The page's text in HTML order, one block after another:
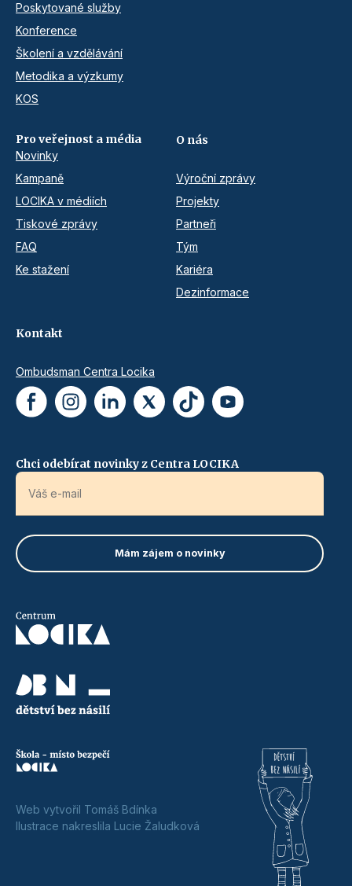
Poskytované služby
Konference
Školení a vzdělávání
Metodika a výzkumy
KOS
Pro veřejnost a média
Novinky
Kampaně
LOCIKA v médiích
Tiskové zprávy
FAQ
Ke stažení
O nás
Výroční zprávy
Projekty
Partneři
Tým
Kariéra
Dezinformace
Kontakt
Ombudsman Centra Locika
Chci odebírat novinky z Centra LOCIKA
Web vytvořil Tomáš Bdínka
Ilustrace nakreslila Lucie Žaludková